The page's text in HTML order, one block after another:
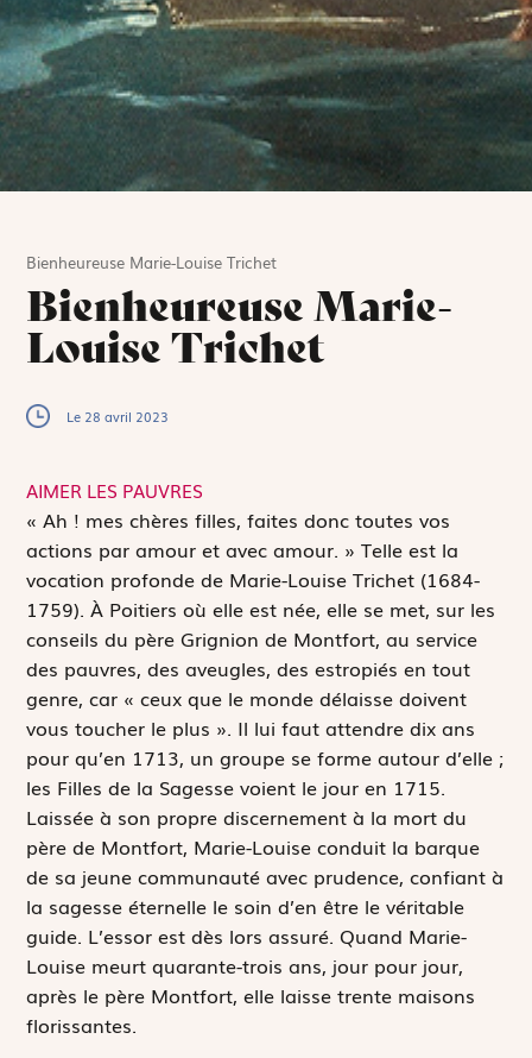
Bienheureuse Marie-Louise Trichet
Bienheureuse Marie-
Louise Trichet
Le 28 avril 2023
AIMER LES PAUVRES
«Ah ! mes chères filles, faites donc toutes vos
actions par amour et avec amour. » Telle est la
vocation profonde de Marie-Louise Trichet (1684-
1759). À Poitiers où elle est née, elle se met, sur les
conseils du père Grignion de Montfort, au service
des pauvres, des aveugles, des estropiés en tout
genre, car « ceux que le monde délaisse doivent
vous toucher le plus ». Il lui faut attendre dix ans
pour qu’en 1713, un groupe se forme autour d’elle ;
les Filles de la Sagesse voient le jour en 1715.
Laissée à son propre discernement à la mort du
père de Montfort, Marie-Louise conduit la barque
de sa jeune communauté avec prudence, confiant à
la sagesse éternelle le soin d’en être le véritable
guide. L’essor est dès lors assuré. Quand Marie-
Louise meurt quarante-trois ans, jour pour jour,
après le père Montfort, elle laisse trente maisons
florissantes.